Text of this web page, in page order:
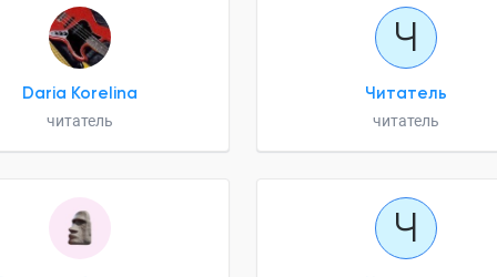
Daria Korelina
читатель
Ч
Читатель
читатель
Ч